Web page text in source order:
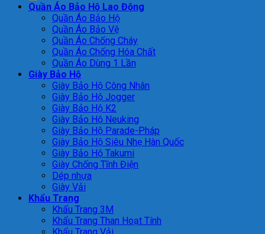
Quần Áo Bảo Hộ Lao Động
Quần Áo Bảo Hộ
Quần Áo Bảo Vệ
Quần Áo Chống Cháy
Quần Áo Chống Hóa Chất
Quần Áo Dùng 1 Lần
Giày Bảo Hộ
Giày Bảo Hộ Công Nhân
Giày Bảo Hộ Jogger
Giày Bảo Hộ K2
Giày Bảo Hộ Neuking
Giày Bảo Hộ Parade-Pháp
Giày Bảo Hộ Siêu Nhẹ Hàn Quốc
Giày Bảo Hộ Takumi
Giày Chống Tĩnh Điện
Dép nhựa
Giày Vải
Khẩu Trang
Khẩu Trang 3M
Khẩu Trang Than Hoạt Tính